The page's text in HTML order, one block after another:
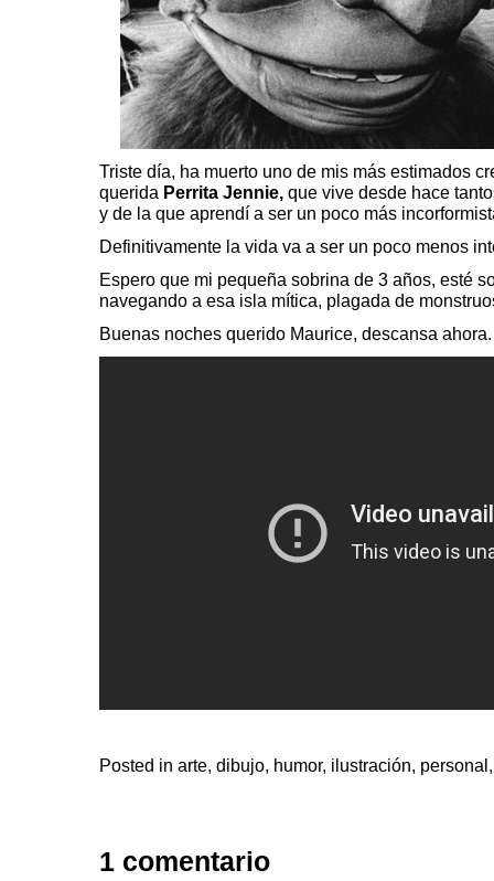
Triste día, ha muerto uno de mis más estimados
querida Perrita Jennie, que vive desde hace
y de la que aprendí a ser un poco más
Definitivamente la vida va a ser un poco menos
Espero que mi pequeña sobrina de 3 años, esté
navegando a esa isla mítica, plagada de
Buenas noches querido Maurice, descansa ahora.
Posted in arte, dibujo, humor, ilustración, personal
1 comentario